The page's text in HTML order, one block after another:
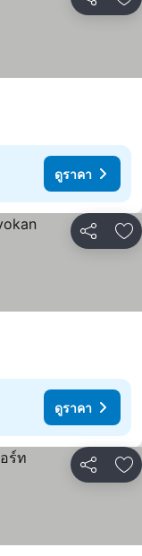
แชร์ เ
ดูราคา
แชร์ เ
ดูราคา
แชร์ เ